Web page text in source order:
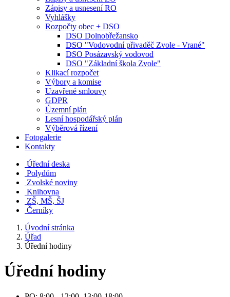
Zápisy a usnesení RO
Vyhlášky
Rozpočty obec + DSO
DSO Dolnobřežansko
DSO "Vodovodní přivaděč Zvole - Vrané"
DSO Posázavský vodovod
DSO "Základní škola Zvole"
Klikací rozpočet
Výbory a komise
Uzavřené smlouvy
GDPR
Územní plán
Lesní hospodářský plán
Výběrová řízení
Fotogalerie
Kontakty
Úřední deska
Polydům
Zvolské noviny
Knihovna
ZŠ, MŠ, ŠJ
Černíky
Úvodní stránka
Úřad
Úřední hodiny
Úřední hodiny